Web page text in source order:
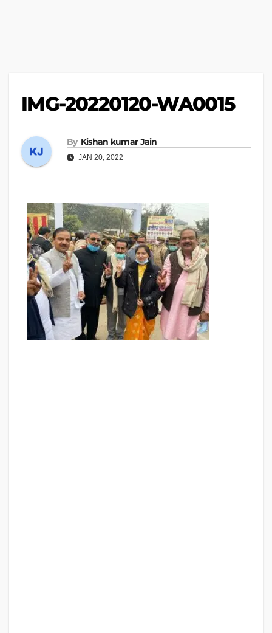
IMG-20220120-WA0015
By Kishan kumar Jain
JAN 20, 2022